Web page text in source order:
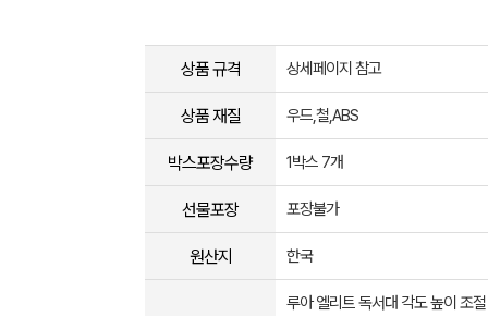
상품 규격 상세페이지 참고
상품 재질 우드,철,ABS
박스포장수량 1박스 7개
선물포장 포장불가
원산지 한국
루아 엘리트 독서대 각도 높이 조